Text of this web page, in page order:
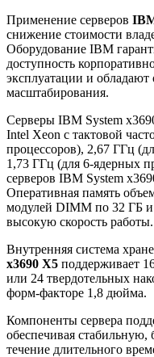
Применение серверов
снижение стоимости
Оборудование IBM
доступность
эксплуатации и
масштабирования.
Серверы IBM System
Intel Xeon с тактовой
процессоров), 2,67 ГГц
1,73 ГГц (для 6-ядерных
серверов IBM System
Оперативная память
модулей DIMM по 32 ГБ
высокую скорость работы.
Внутренняя система
x3690 X5 поддерживает
или 24 твердотельных
форм-факторе 1,8 дюйма.
Компоненты сервера
обеспечивая стабильную,
течение длительного